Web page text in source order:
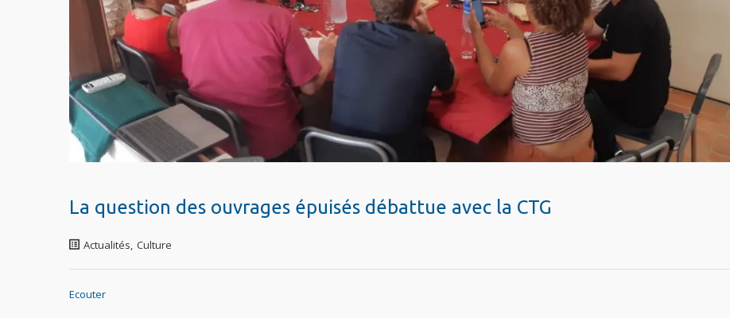
La question des ouvrages épuisés débattue avec la CTG
Actualités, Culture
Ecouter